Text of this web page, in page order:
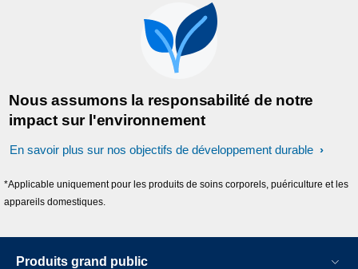
Nous assumons la responsabilité de notre
impact sur l'environnement
En savoir plus sur nos objectifs de développement durable
*Applicable uniquement pour les produits de soins corporels, puériculture et les
appareils domestiques.
Produits grand public